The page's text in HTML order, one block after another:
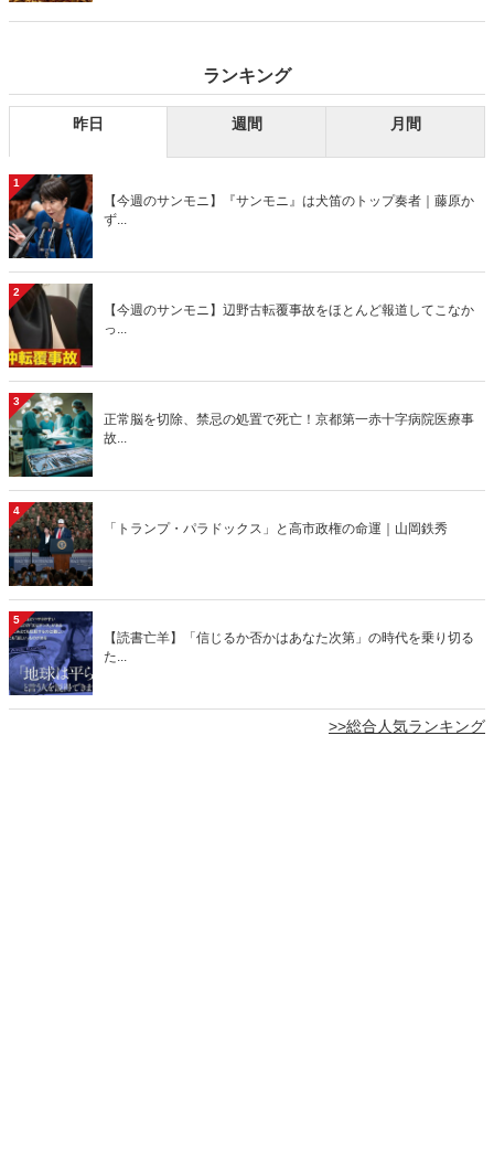
ランキング
昨日 週間 月間
1
【今週のサンモニ】『サンモニ』は犬笛のトップ奏者｜藤原か
ず...
2
【今週のサンモニ】辺野古転覆事故をほとんど報道してこなか
っ...
3
正常脳を切除、禁忌の処置で死亡！京都第一赤十字病院医療事
故...
4
「トランプ・パラドックス」と高市政権の命運｜山岡鉄秀
5
【読書亡羊】「信じるか否かはあなた次第」の時代を乗り切る
た...
>>総合人気ランキング